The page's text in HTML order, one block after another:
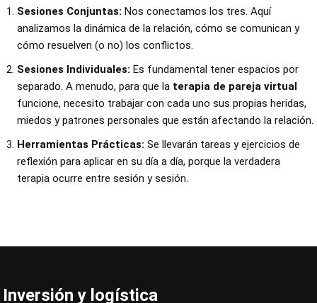
Sesiones Conjuntas: Nos conectamos los tres. Aquí
analizamos la dinámica de la relación, cómo se comunican y
cómo resuelven (o no) los conflictos.
Sesiones Individuales: Es fundamental tener espacios por
separado. A menudo, para que la terapia de pareja virtual
funcione, necesito trabajar con cada uno sus propias heridas,
miedos y patrones personales que están afectando la relación.
Herramientas Prácticas: Se llevarán tareas y ejercicios de
reflexión para aplicar en su día a día, porque la verdadera
terapia ocurre entre sesión y sesión.
Inversión y logística